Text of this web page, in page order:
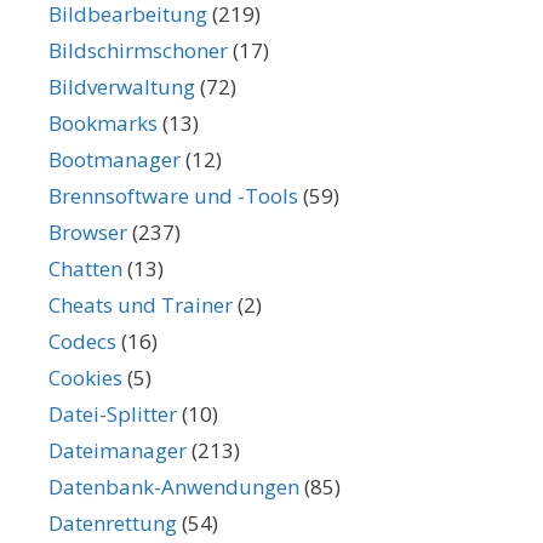
Bildbearbeitung(219)
Bildschirmschoner(17)
Bildverwaltung(72)
Bookmarks (13)
Bootmanager(12)
Brennsoftware und -Tools (59)
Browser(237)
Chatten(13)
Cheats und Trainer(2)
Codecs (16)
Cookies (5)
Datei-Splitter(10)
Dateimanager(213)
Datenbank-Anwendungen(85)
Datenrettung(54)